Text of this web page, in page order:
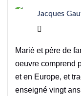
Jacques
Marié et père de
oeuvre comprend
et en Europe, et
enseigné vingt